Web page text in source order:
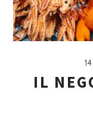
14
IL